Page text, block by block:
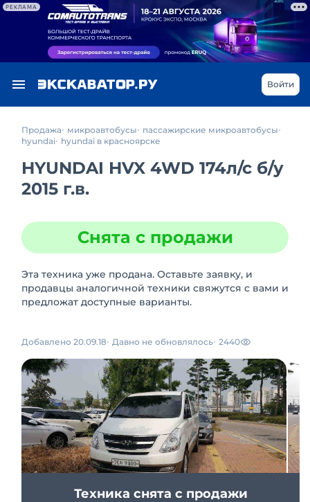
РЕКЛАМА
Войти
Продажа микроавтобусы
пассажирские микроавтобусы
hyundai hyundai в красноярске
HYUNDAI HVX 4WD 174л/с б/у
2015 г.в.
Снята с продажи
Эта техника уже продана. Оставьте заявку, и
продавцы аналогичной техники свяжутся с вами и
предложат доступные варианты.
Добавлено 20.09.18 Давно не обновлялось 2440
Техника снята с продажи